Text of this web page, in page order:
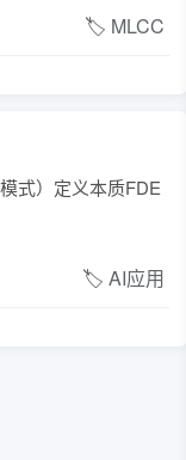
🏷️ MLCC
式）定义本质FDE
🏷️ AI应用